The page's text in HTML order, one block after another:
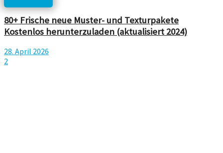
80+ Frische neue Muster- und Texturpakete
Kostenlos herunterzuladen (aktualisiert 2024)
28. April 2026
2